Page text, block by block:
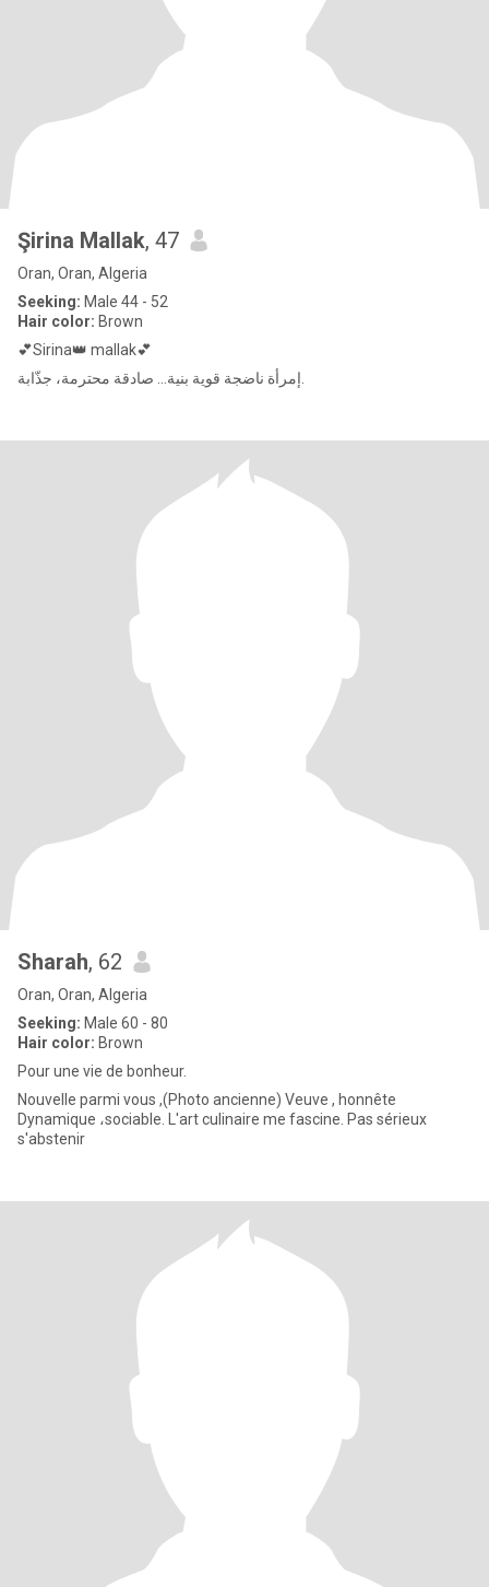
Şirina Mallak, 47
Oran, Oran, Algeria
Seeking: Male 44 - 52
Hair color: Brown
💕Sirina👑 mallak💕
Sharah, 62
Oran, Oran, Algeria
Seeking: Male 60 - 80
Hair color: Brown
Pour une vie de bonheur.
Nouvelle parmi vous ,(Photo ancienne) Veuve , honnête
Dynamique ،sociable. L'art culinaire me fascine. Pas sérieux
s'abstenir